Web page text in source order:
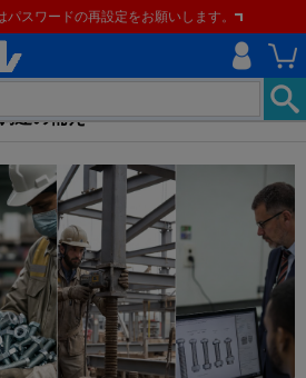
スワードの再設定をお願いします。